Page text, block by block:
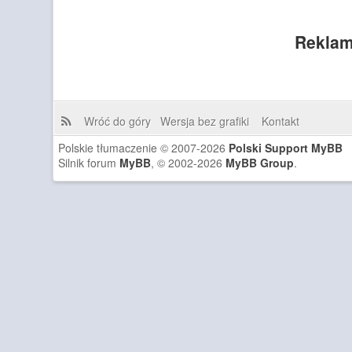
Wróć do góry Wersja bez grafiki
Kontakt
Polskie tłumaczenie © 2007-2026 Polski Support MyBB
Silnik forum MyBB, © 2002-2026 MyBB Group.